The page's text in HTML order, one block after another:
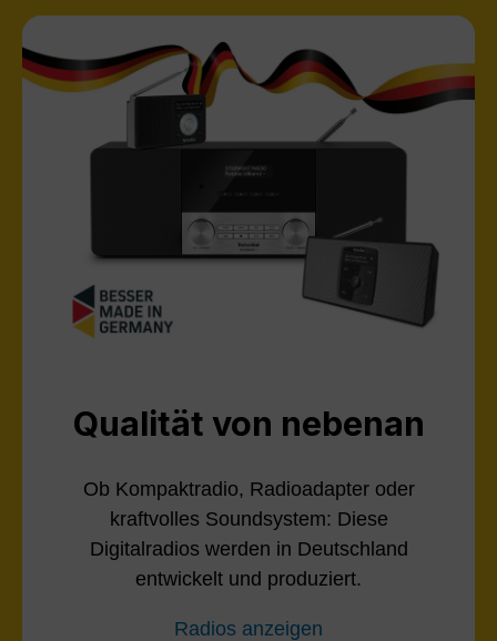
Qualität von nebenan
Ob Kompaktradio, Radioadapter oder
kraftvolles Soundsystem: Diese
Digitalradios werden in Deutschland
entwickelt und produziert.
Radios anzeigen